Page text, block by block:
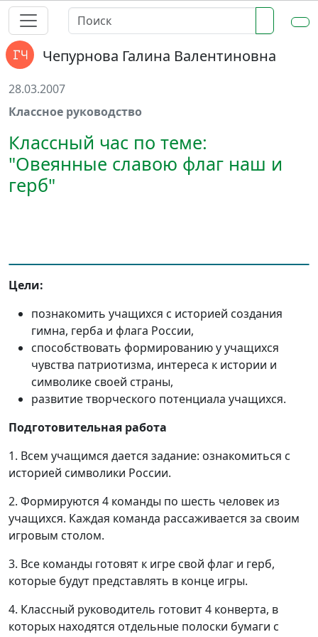
Чепурнова Галина Валентиновна
28.03.2007
Классное руководство
Классный час по теме:
"Овеянные славою флаг наш и
герб"
Цели:
познакомить учащихся с историей создания
гимна, герба и флага России,
способствовать формированию у учащихся
чувства патриотизма, интереса к истории и
символике своей страны,
развитие творческого потенциала учащихся.
Подготовительная работа
1. Всем учащимся дается задание: ознакомиться с
историей символики России.
2. Формируются 4 команды по шесть человек из
учащихся. Каждая команда рассаживается за своим
игровым столом.
3. Все команды готовят к игре свой флаг и герб,
которые будут представлять в конце игры.
4. Классный руководитель готовит 4 конверта, в
которых находятся отдельные полоски бумаги с